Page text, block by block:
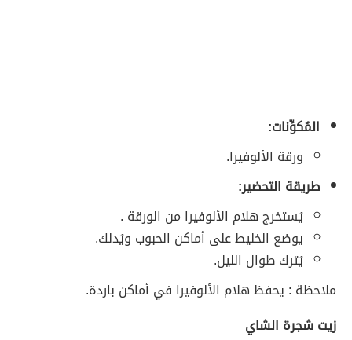
المُكوِّنات:
ورقة الألوفيرا.
طريقة التحضير:
يُستخرج هلام الألوفيرا من الورقة .
يوضع الخليط على أماكن الحبوب ويُدلك.
يُترك طوال الليل.
ملاحظة : يحفظ هلام الألوفيرا في أماكن باردة.
زيت شجرة الشاي